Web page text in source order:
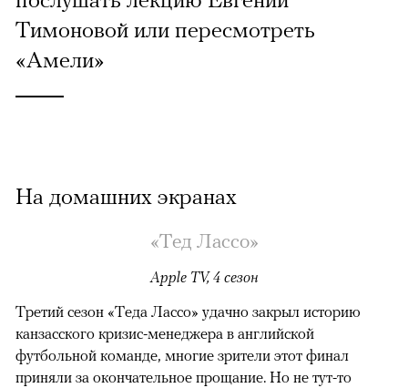
Тимоновой или пересмотреть
«Амели»
На домашних экранах
«Тед Лассо»
Apple TV, 4 сезон
Третий сезон «Теда Лассо» удачно закрыл историю
канзасского кризис-менеджера в английской
футбольной команде, многие зрители этот финал
приняли за окончательное прощание. Но не тут-то